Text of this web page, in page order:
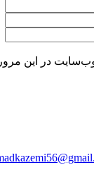
وب‌سایت در این